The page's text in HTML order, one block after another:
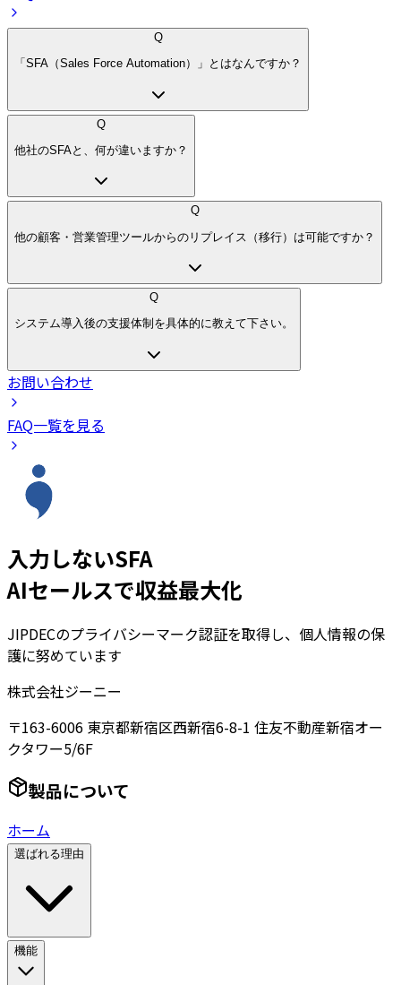
Q
「SFA（Sales Force Automation）」とはなんですか？
Q
他社のSFAと、何が違いますか？
Q
他の顧客・営業管理ツールからのリプレイス（移行）は可能ですか？
Q
システム導入後の支援体制を具体的に教えて下さい。
お問い合わせ
FAQ一覧を見る
入力しないSFA
AIセールスで収益最大化
JIPDECのプライバシーマーク認証を取得し、個人情報の保
護に努めています
株式会社ジーニー
〒163-6006 東京都新宿区西新宿6-8-1 住友不動産新宿オー
クタワー5/6F
製品について
ホーム
選ばれる理由
機能